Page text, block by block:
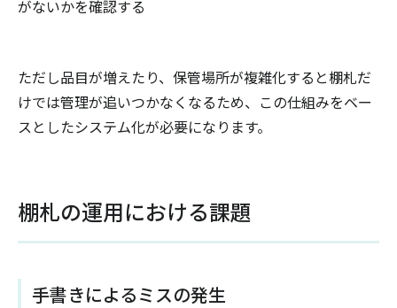
がないかを確認する
ただし品目が増えたり、保管場所が複雑化すると棚札だ
けでは管理が追いつかなくなるため、この仕組みをベー
スとしたシステム化が必要になります。
棚札の運用における課題
手書きによるミスの発生